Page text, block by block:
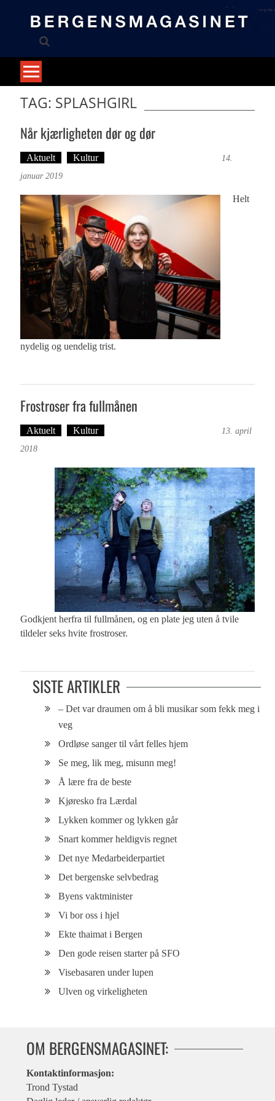
TAG: SPLASHGIRL
Når kjærligheten dør og dør
Aktuelt Kultur
14.
januar 2019
Helt
nydelig og uendelig trist.
Frostroser fra fullmånen
Aktuelt Kultur
13. april
2018
Godkjent herfra til fullmånen, og en plate jeg uten å tvile
tildeler seks hvite frostroser.
SISTE ARTIKLER
– Det var draumen om å bli musikar som fekk meg i
veg
Ordløse sanger til vårt felles hjem
Se meg, lik meg, misunn meg!
Å lære fra de beste
Kjøresko fra Lærdal
Lykken kommer og lykken går
Snart kommer heldigvis regnet
Det nye Medarbeiderpartiet
Det bergenske selvbedrag
Byens vaktminister
Vi bor oss i hjel
Ekte thaimat i Bergen
Den gode reisen starter på SFO
Visebasaren under lupen
Ulven og virkeligheten
OM BERGENSMAGASINET:
Kontaktinformasjon:
Trond Tystad